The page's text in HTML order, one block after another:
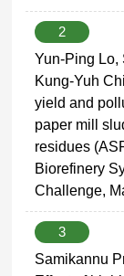
2
Yun-Ping Lo,
Kung-Yuh
yield and
paper mill
residues
Biorefinery
Challenge,
3
Samikannu